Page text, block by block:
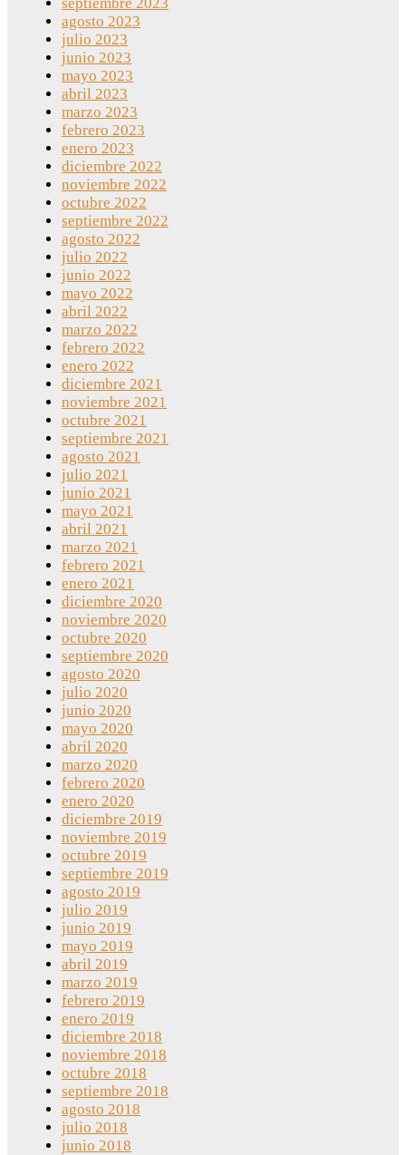
agosto 2023
julio 2023
junio 2023
mayo 2023
abril 2023
marzo 2023
febrero 2023
enero 2023
diciembre 2022
noviembre 2022
octubre 2022
septiembre 2022
agosto 2022
julio 2022
junio 2022
mayo 2022
abril 2022
marzo 2022
febrero 2022
enero 2022
diciembre 2021
noviembre 2021
octubre 2021
septiembre 2021
agosto 2021
julio 2021
junio 2021
mayo 2021
abril 2021
marzo 2021
febrero 2021
enero 2021
diciembre 2020
noviembre 2020
octubre 2020
septiembre 2020
agosto 2020
julio 2020
junio 2020
mayo 2020
abril 2020
marzo 2020
febrero 2020
enero 2020
diciembre 2019
noviembre 2019
octubre 2019
septiembre 2019
agosto 2019
julio 2019
junio 2019
mayo 2019
abril 2019
marzo 2019
febrero 2019
enero 2019
diciembre 2018
noviembre 2018
octubre 2018
septiembre 2018
agosto 2018
julio 2018
junio 2018